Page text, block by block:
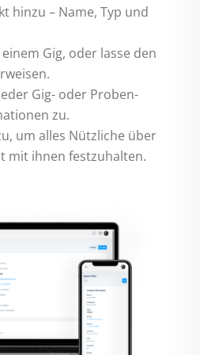
hinzu – Name, Typ und
Gig, oder lasse den
Gig- oder Proben-
zu.
um alles Nützliche über
mit ihnen festzuhalten.